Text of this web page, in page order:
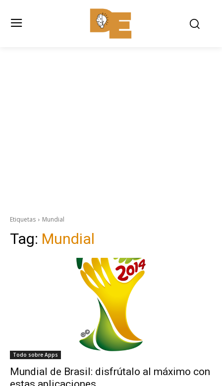
Etiquetas Mundial
Tag: Mundial
Todo sobre Apps
Mundial de Brasil: disfrútalo al máximo con